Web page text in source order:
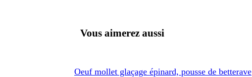
Vous aimerez aussi
Oeuf mollet glaçage épinard, pousse de betterave